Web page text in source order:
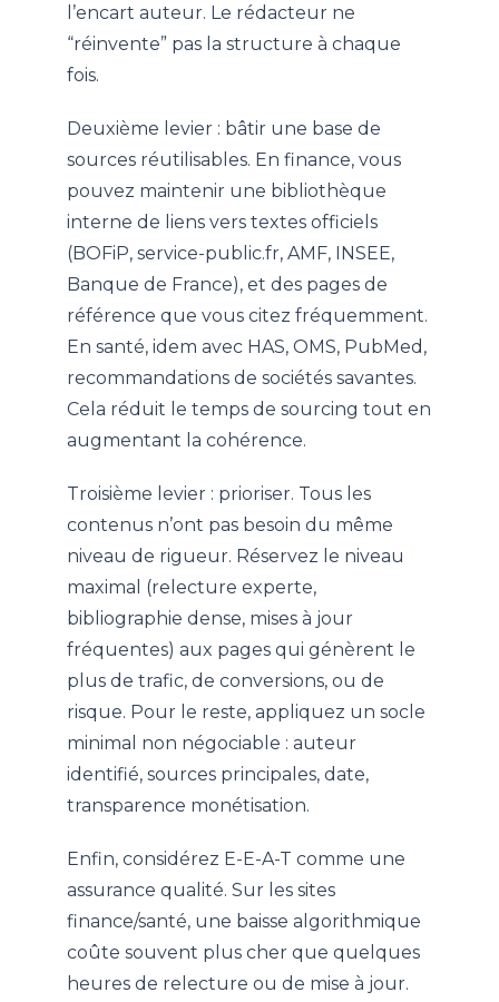
l’encart auteur. Le rédacteur ne
“réinvente” pas la structure à chaque
fois.
Deuxième levier : bâtir une base de
sources réutilisables. En finance, vous
pouvez maintenir une bibliothèque
interne de liens vers textes officiels
(BOFiP, service-public.fr, AMF, INSEE,
Banque de France), et des pages de
référence que vous citez fréquemment.
En santé, idem avec HAS, OMS, PubMed,
recommandations de sociétés savantes.
Cela réduit le temps de sourcing tout en
augmentant la cohérence.
Troisième levier : prioriser. Tous les
contenus n’ont pas besoin du même
niveau de rigueur. Réservez le niveau
maximal (relecture experte,
bibliographie dense, mises à jour
fréquentes) aux pages qui génèrent le
plus de trafic, de conversions, ou de
risque. Pour le reste, appliquez un socle
minimal non négociable : auteur
identifié, sources principales, date,
transparence monétisation.
Enfin, considérez E-E-A-T comme une
assurance qualité. Sur les sites
finance/santé, une baisse algorithmique
coûte souvent plus cher que quelques
heures de relecture ou de mise à jour.